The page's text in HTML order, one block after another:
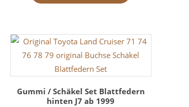
Gummi / Schäkel Set Blattfedern
hinten J7 ab 1999